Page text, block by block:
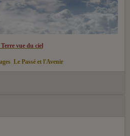
vue du ciel
Le Passé et l'Avenir